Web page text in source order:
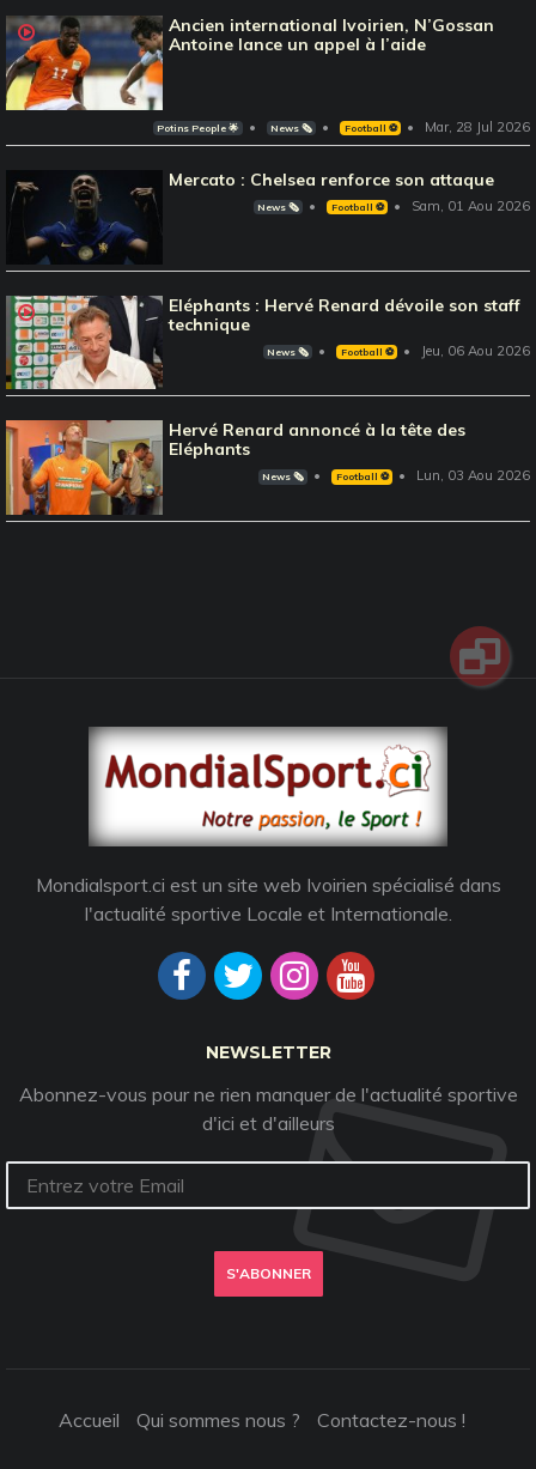
Ancien international Ivoirien, N’Gossan
Antoine lance un appel à l’aide
Potins People 🌟 News 🗞️ Football ⚽️ Mar, 28 Jul 2026
Mercato : Chelsea renforce son attaque
News 🗞️ Football ⚽️ Sam, 01 Aou 2026
Eléphants : Hervé Renard dévoile son staff
technique
News 🗞️ Football ⚽️ Jeu, 06 Aou 2026
Hervé Renard annoncé à la tête des
Eléphants
News 🗞️ Football ⚽️ Lun, 03 Aou 2026
Mondialsport.ci est un site web Ivoirien spécialisé dans
l'actualité sportive Locale et Internationale.
NEWSLETTER
Abonnez-vous pour ne rien manquer de l'actualité sportive
d'ici et d'ailleurs
S'ABONNER
Accueil Qui sommes nous ? Contactez-nous !